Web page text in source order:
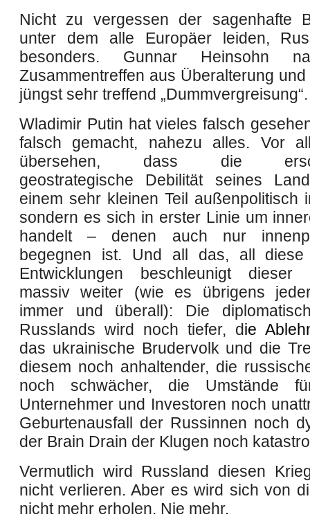
Nicht zu vergessen der sagenhafte
unter dem alle Europäer leiden,
besonders. Gunnar Heinsohn
Zusammentreffen aus Überalterung
jüngst sehr treffend „Dummvergreisung“.
Wladimir Putin hat vieles falsch
falsch gemacht, nahezu alles. Vor
übersehen, dass die e
geostrategische Debilität seines
einem sehr kleinen Teil außenpolitisch
sondern es sich in erster Linie um
handelt – denen auch nur
begegnen ist. Und all das, all diese
Entwicklungen beschleunigt
massiv weiter (wie es übrigens
immer und überall): Die
Russlands wird noch tiefer, die
das ukrainische Brudervolk und die
diesem noch anhaltender, die
noch schwächer, die Umstände
Unternehmer und Investoren noch
Geburtenausfall der Russinnen noch
der Brain Drain der Klugen noch
Vermutlich wird Russland diesen
nicht verlieren. Aber es wird sich von
nicht mehr erholen. Nie mehr.